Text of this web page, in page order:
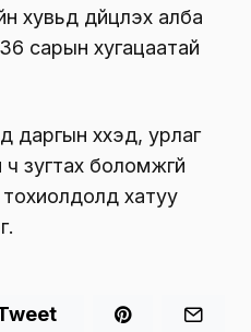
хувьд дүйцүүлэх алба
сарын хугацаатай
хүүхэд, урлаг
зугтах боломжгүй
хатуу